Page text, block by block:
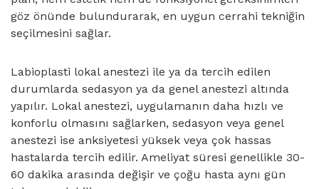
göz önünde bulundurarak, en uygun cerrahi tekniğin
seçilmesini sağlar.
Labioplasti lokal anestezi ile ya da tercih edilen
durumlarda sedasyon ya da genel anestezi altında
yapılır. Lokal anestezi, uygulamanın daha hızlı ve
konforlu olmasını sağlarken, sedasyon veya genel
anestezi ise anksiyetesi yüksek veya çok hassas
hastalarda tercih edilir. Ameliyat süresi genellikle 30-
60 dakika arasında değişir ve çoğu hasta aynı gün